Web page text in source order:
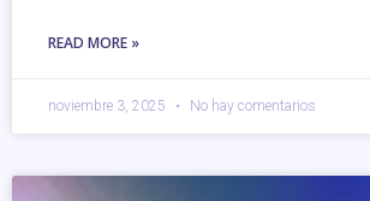
READ MORE »
noviembre 3, 2025 No hay comentarios